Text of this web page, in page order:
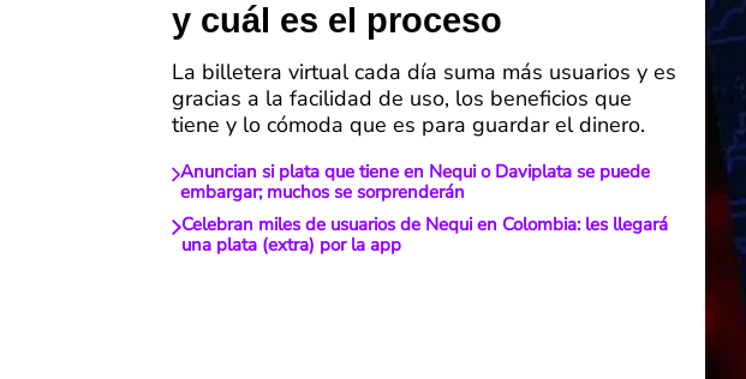
y cuál es el proceso
La billetera virtual cada día suma más usuarios y es
gracias a la facilidad de uso, los beneficios que
tiene y lo cómoda que es para guardar el dinero.
Anuncian si plata que tiene en Nequi o Daviplata se puede
embargar; muchos se sorprenderán
Celebran miles de usuarios de Nequi en Colombia: les llegará
una plata (extra) por la app